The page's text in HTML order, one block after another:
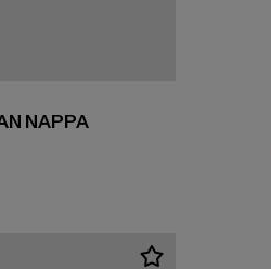
NAPPA
89,99 EUR